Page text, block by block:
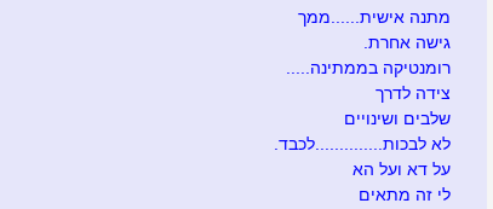
מתנה אישית......ממך
גישה אחרת.
רומנטיקה בממתינה.....
צידה לדרך
שלבים ושינויים
לא לבכות..............לכבד.
על דא ועל הא
לי זה מתאים